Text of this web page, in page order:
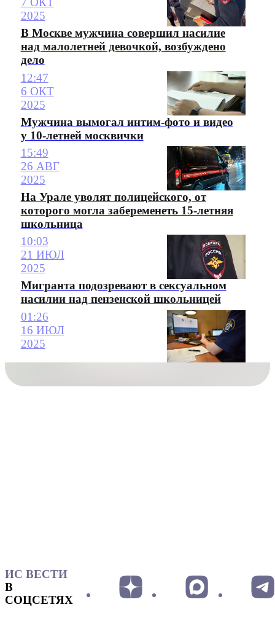
2025
В Москве мужчина совершил насилие
над малолетней девочкой, возбуждено
дело
12:47
6 ОКТ
2025
Мужчина вымогал интим-фото и видео
у 10-летней москвички
15:49
26 АВГ
2025
На Урале уволят полицейского, от
которого могла забеременеть 15-летняя
школьница
10:03
21 ИЮЛ
2025
Мигранта подозревают в сексуальном
насилии над пензенской школьницей
01:26
16 ИЮЛ
2025
ИС ВЕСТИ
В
СОЦСЕТЯХ